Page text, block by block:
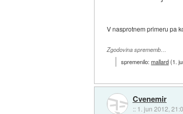
V nasprotnem primeru pa
Zgodovina sprememb…
spremenilo:mallard(1.
Cvenemir
:: 1. jun 2012,